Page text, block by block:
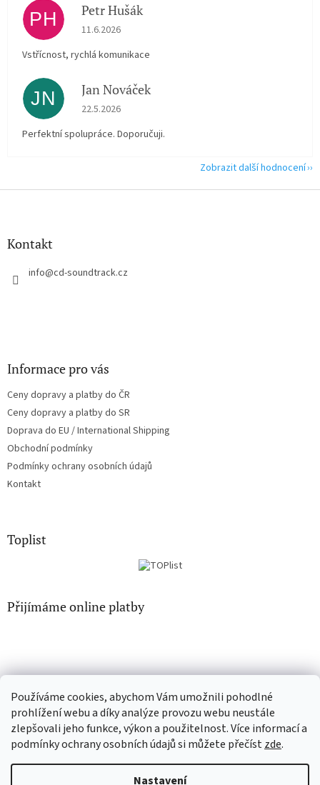
Používáme cookies, abychom Vám umožnili pohodlné
prohlížení webu a díky analýze provozu webu neustále
zlepšovali jeho funkce, výkon a použitelnost. Více informací a
podmínky ochrany osobních údajů si můžete přečístzde.
Nastavení
PH Petr Hušák
Hodnocení obchodu je 5 z 5 hvězdiček.
11.6.2026
Vstřícnost, rychlá komunikace
JN Jan Nováček
Hodnocení obchodu je 5 z 5 hvězdiček.
22.5.2026
Perfektní spolupráce. Doporučuji.
Zobrazit další hodnocení
Z
Kontakt
info@cd-soundtrack.cz
Informace pro vás
Ceny dopravy a platby do ČR
Ceny dopravy a platby do SR
Doprava do EU / International Shipping
Obchodní podmínky
Podmínky ochrany osobních údajů
Kontakt
Toplist
Přijímáme online platby
CD-hudba.cz EN-filmy.cz
Vytvořil Shoptet